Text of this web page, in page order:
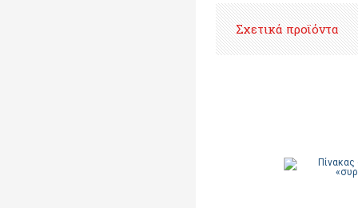
Σχετικά προϊόντα